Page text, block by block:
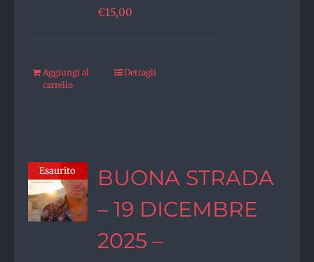
€15,00
Aggiungi al
carrello
Dettagli
Esaurito
BUONA STRADA
– 19 DICEMBRE
2025 –